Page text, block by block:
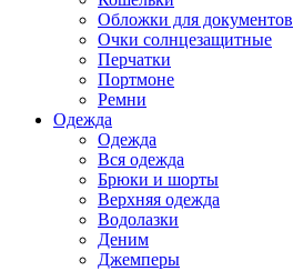
Обложки для документов
Очки солнцезащитные
Перчатки
Портмоне
Ремни
Одежда
Одежда
Вся одежда
Брюки и шорты
Верхняя одежда
Водолазки
Деним
Джемперы